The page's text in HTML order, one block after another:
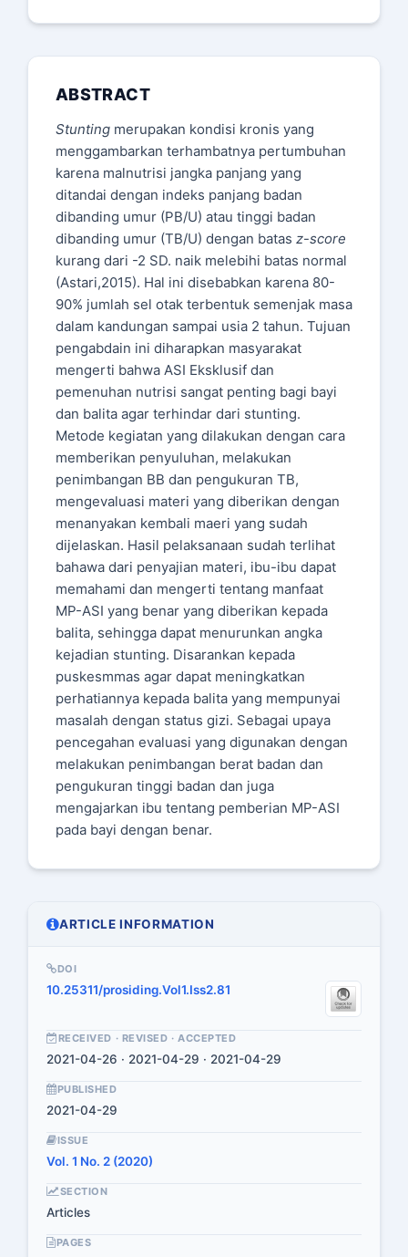
ABSTRACT
Stunting merupakan kondisi kronis yang
menggambarkan terhambatnya pertumbuhan
karena malnutrisi jangka panjang yang
ditandai dengan indeks panjang badan
dibanding umur (PB/U) atau tinggi badan
dibanding umur (TB/U) dengan batas z-score
kurang dari -2 SD. naik melebihi batas normal
(Astari,2015). Hal ini disebabkan karena 80-
90% jumlah sel otak terbentuk semenjak masa
dalam kandungan sampai usia 2 tahun. Tujuan
pengabdain ini diharapkan masyarakat
mengerti bahwa ASI Eksklusif dan
pemenuhan nutrisi sangat penting bagi bayi
dan balita agar terhindar dari stunting.
Metode kegiatan yang dilakukan dengan cara
memberikan penyuluhan, melakukan
penimbangan BB dan pengukuran TB,
mengevaluasi materi yang diberikan dengan
menanyakan kembali maeri yang sudah
dijelaskan. Hasil pelaksanaan sudah terlihat
bahawa dari penyajian materi, ibu-ibu dapat
memahami dan mengerti tentang manfaat
MP-ASI yang benar yang diberikan kepada
balita, sehingga dapat menurunkan angka
kejadian stunting. Disarankan kepada
puskesmmas agar dapat meningkatkan
perhatiannya kepada balita yang mempunyai
masalah dengan status gizi. Sebagai upaya
pencegahan evaluasi yang digunakan dengan
melakukan penimbangan berat badan dan
pengukuran tinggi badan dan juga
mengajarkan ibu tentang pemberian MP-ASI
pada bayi dengan benar.
ARTICLE INFORMATION
DOI
10.25311/prosiding.Vol1.Iss2.81
RECEIVED · REVISED · ACCEPTED
2021-04-26 · 2021-04-29 · 2021-04-29
PUBLISHED
2021-04-29
ISSUE
Vol. 1 No. 2 (2020)
SECTION
Articles
PAGES